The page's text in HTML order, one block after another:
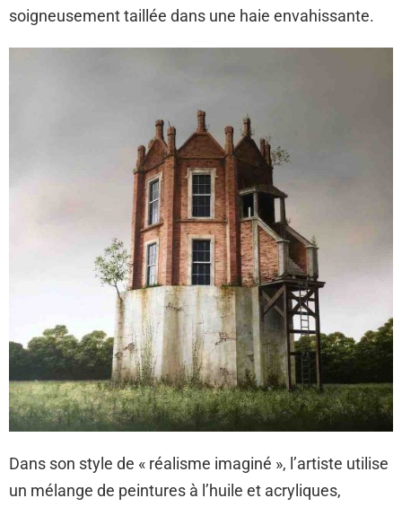
soigneusement taillée dans une haie envahissante.
Dans son style de « réalisme imaginé », l’artiste utilise
un mélange de peintures à l’huile et acryliques,